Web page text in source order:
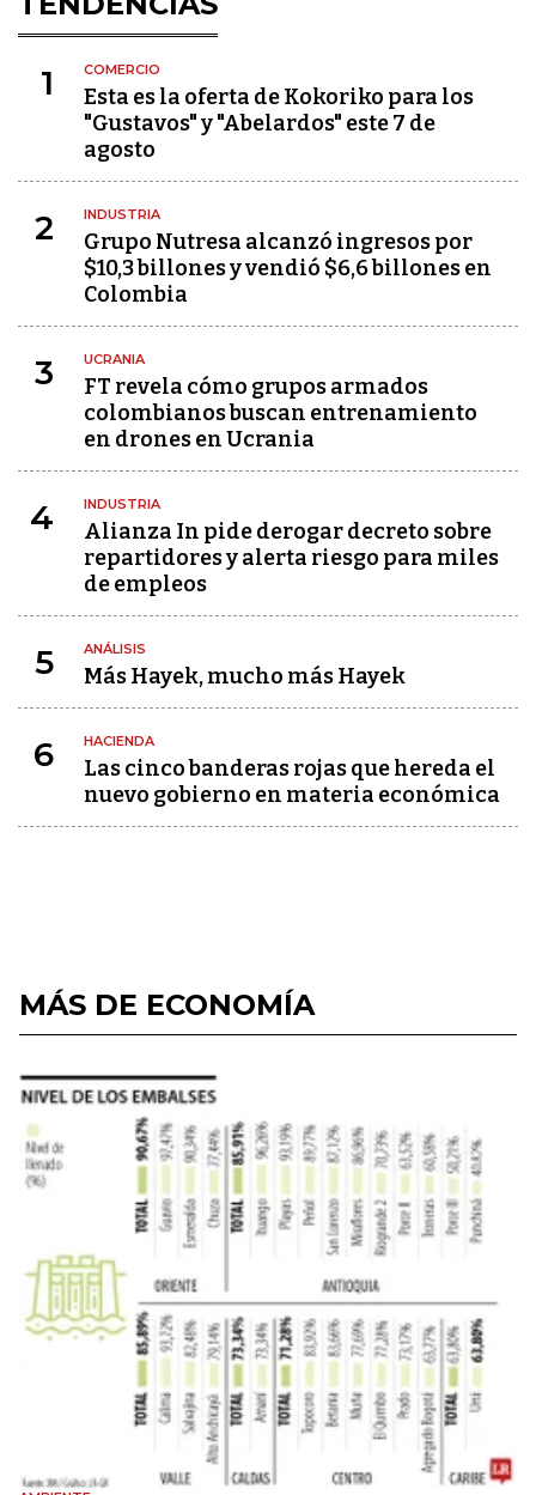
1 COMERCIO
Esta es la oferta de Kokoriko para los
"Gustavos" y "Abelardos" este 7 de
agosto
2 INDUSTRIA
Grupo Nutresa alcanzó ingresos por
$10,3 billones y vendió $6,6 billones en
Colombia
3 UCRANIA
FT revela cómo grupos armados
colombianos buscan entrenamiento
en drones en Ucrania
4 INDUSTRIA
Alianza In pide derogar decreto sobre
repartidores y alerta riesgo para miles
de empleos
5 ANÁLISIS
Más Hayek, mucho más Hayek
6 HACIENDA
Las cinco banderas rojas que hereda el
nuevo gobierno en materia económica
MÁS DE ECONOMÍA